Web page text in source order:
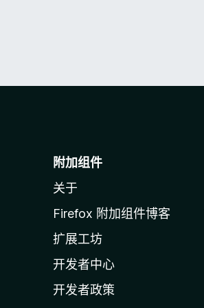
附加组件
关于
Firefox 附加组件博客
扩展工坊
开发者中心
开发者政策